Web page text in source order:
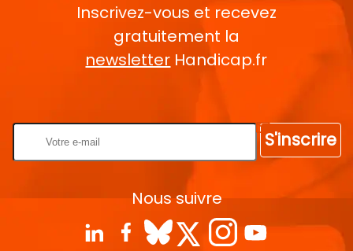
Inscrivez-vous et recevez
gratuitement la
newsletter Handicap.fr
S'inscrire
Nous suivre